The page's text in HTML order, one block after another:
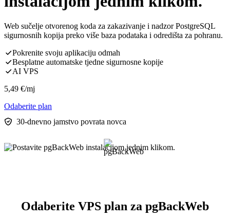
Web sučelje otvorenog koda za zakazivanje i nadzor PostgreSQL
sigurnosnih kopija preko više baza podataka i odredišta za pohranu.
Pokrenite svoju aplikaciju odmah
Besplatne automatske tjedne sigurnosne kopije
AI VPS
5,49 €/mj
Odaberite plan
30-dnevno jamstvo povrata novca
Odaberite VPS plan za pgBackWeb